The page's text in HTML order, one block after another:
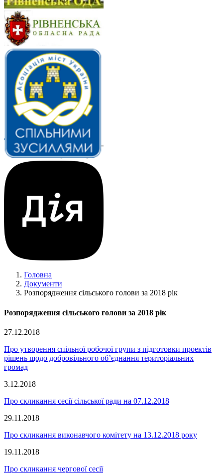
Головна
Документи
Розпорядження сільського голови за 2018 рік
Розпорядження сільського голови за 2018 рік
27.12.2018
Про утворення спільної робочої групи з підготовки проектів
рішень щодо добровільного об’єднання територіальних
громад
3.12.2018
Про скликання сесії сільської ради на 07.12.2018
29.11.2018
Про скликання виконавчого комітету на 13.12.2018 року
19.11.2018
Про скликання чергової сесії